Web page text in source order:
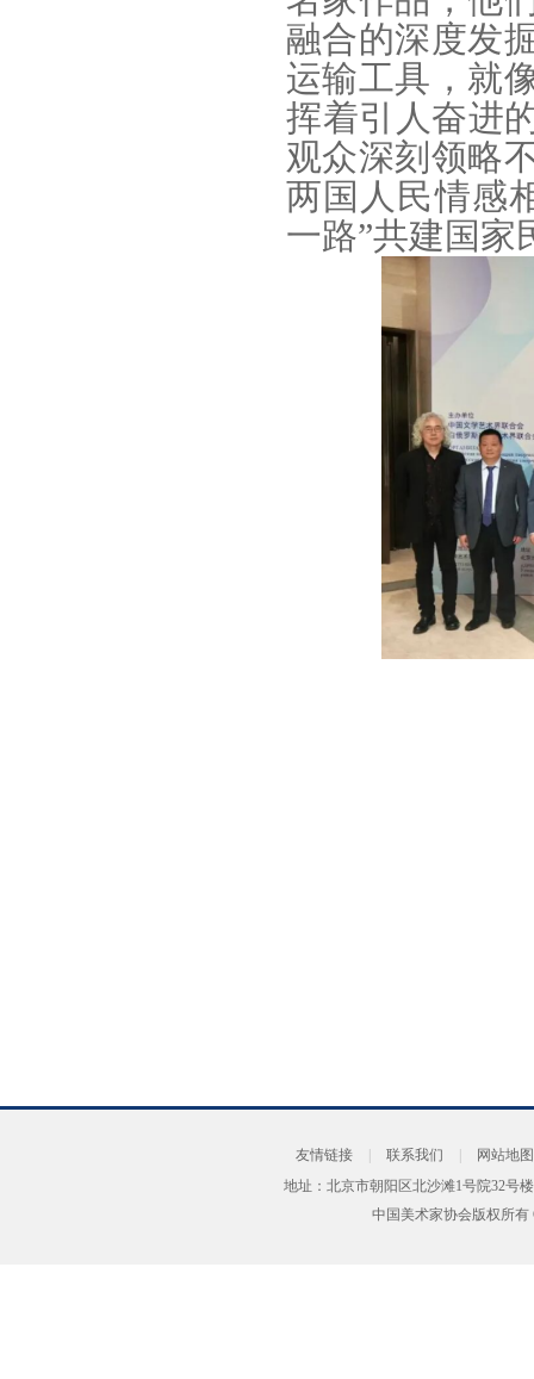
融合的深度发
运输工具，就
挥着引人奋进
观众深刻领略
两国人民情感
一路”共建国家
友情链接 联系我们
网站地图
地址：北京市朝阳区北沙滩1号院32号
中国美术家协会版权所有